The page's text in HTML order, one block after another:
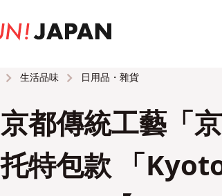
生活品味 日用品・雜貨
都傳統工藝「
特包款 「